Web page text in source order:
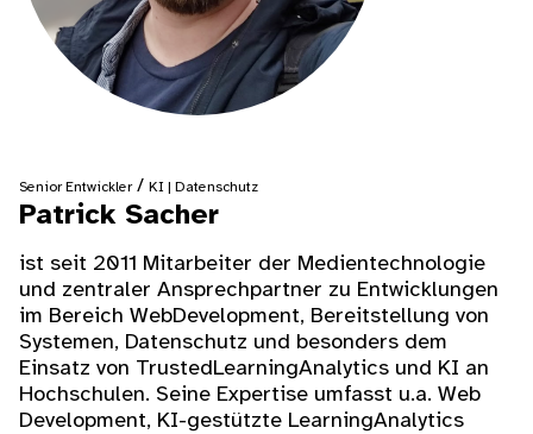
Senior Entwickler/ KI | Datenschutz
Patrick Sacher
ist seit 2011 Mitarbeiter der Medientechnologie
und zentraler Ansprechpartner zu Entwicklungen
im Bereich WebDevelopment, Bereitstellung von
Systemen, Datenschutz und besonders dem
Einsatz von TrustedLearningAnalytics und KI an
Hochschulen. Seine Expertise umfasst u.a. Web
Development, KI-gestützte LearningAnalytics